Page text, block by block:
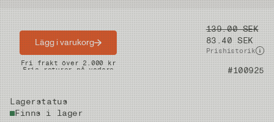
Pris
139.00 SEK
83.40 SEK
Prishistorik
Artikelnummer #100925
Lagerstatus
Finns i lager
Lägg i varukorg
Snabba leveranser
Fri frakt över 2.000 kr
Fria returer på vadare